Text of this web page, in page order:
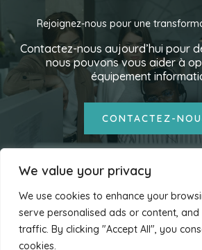
We value your privacy
We use cookies to enhance your
serve personalised ads or content,
traffic. By clicking "Accept All", you
cookies.
Rejoignez-nous pour une
Contactez-nous aujourd’hui pour
nous pouvons vous aider à
équipement
CONTACTEZ-
Mentions légales